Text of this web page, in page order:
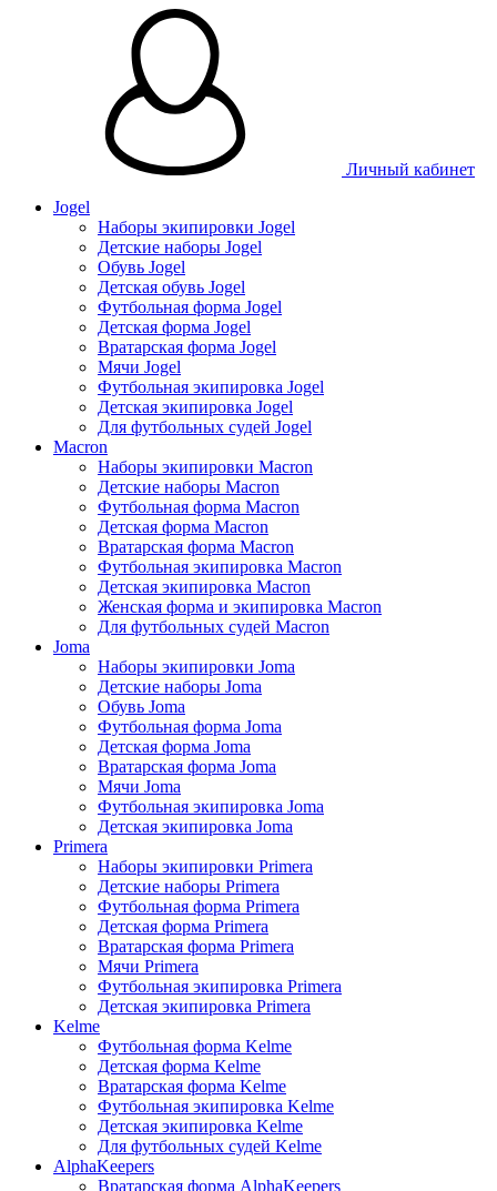
Личный кабинет
Jogel
Наборы экипировки Jogel
Детские наборы Jogel
Обувь Jogel
Детская обувь Jogel
Футбольная форма Jogel
Детская форма Jogel
Вратарская форма Jogel
Мячи Jogel
Футбольная экипировка Jogel
Детская экипировка Jogel
Для футбольных судей Jogel
Macron
Наборы экипировки Macron
Детские наборы Macron
Футбольная форма Macron
Детская форма Macron
Вратарская форма Macron
Футбольная экипировка Macron
Детская экипировка Macron
Женская форма и экипировка Macron
Для футбольных судей Macron
Joma
Наборы экипировки Joma
Детские наборы Joma
Обувь Joma
Футбольная форма Joma
Детская форма Joma
Вратарская форма Joma
Мячи Joma
Футбольная экипировка Joma
Детская экипировка Joma
Primera
Наборы экипировки Primera
Детские наборы Primera
Футбольная форма Primera
Детская форма Primera
Вратарская форма Primera
Мячи Primera
Футбольная экипировка Primera
Детская экипировка Primera
Kelme
Футбольная форма Kelme
Детская форма Kelme
Вратарская форма Kelme
Футбольная экипировка Kelme
Детская экипировка Kelme
Для футбольных судей Kelme
AlphaKeepers
Вратарская форма AlphaKeepers